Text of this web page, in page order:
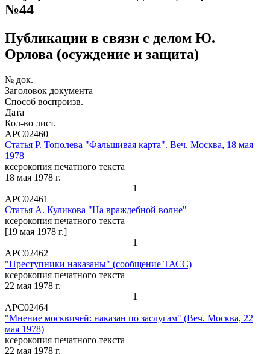
№44
Публикации в связи с делом Ю.
Орлова (осуждение и защита)
№ док.
Заголовок документа
Способ воспроизв.
Дата
Кол-во лист.
АРС02460
Статья Р. Тополева "Фальшивая карта". Веч. Москва, 18 мая
1978
ксерокопия печатного текста
18 мая 1978 г.
1
АРС02461
Статья А. Куликова "На враждебной волне"
ксерокопия печатного текста
[19 мая 1978 г.]
1
АРС02462
"Преступники наказаны" (сообщение ТАСС)
ксерокопия печатного текста
22 мая 1978 г.
1
АРС02464
"Мнение москвичей: наказан по заслугам" (Веч. Москва, 22
мая 1978)
ксерокопия печатного текста
22 мая 1978 г.